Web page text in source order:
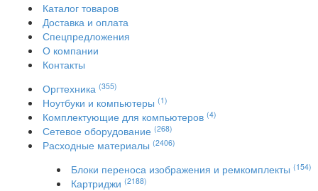
Каталог товаров
Доставка и оплата
Спецпредложения
О компании
Контакты
Оргтехника (355)
Ноутбуки и компьютеры (1)
Комплектующие для компьютеров (4)
Сетевое оборудование (268)
Расходные материалы (2406)
Блоки переноса изображения и ремкомплекты (154)
Картриджи (2188)